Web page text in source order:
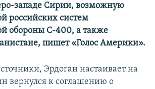
западе Сирии, возможную
российских систем
обороны С-400, а также
пишет «Голос Америки».
Эрдоган настаивает на
вернулся к соглашению о